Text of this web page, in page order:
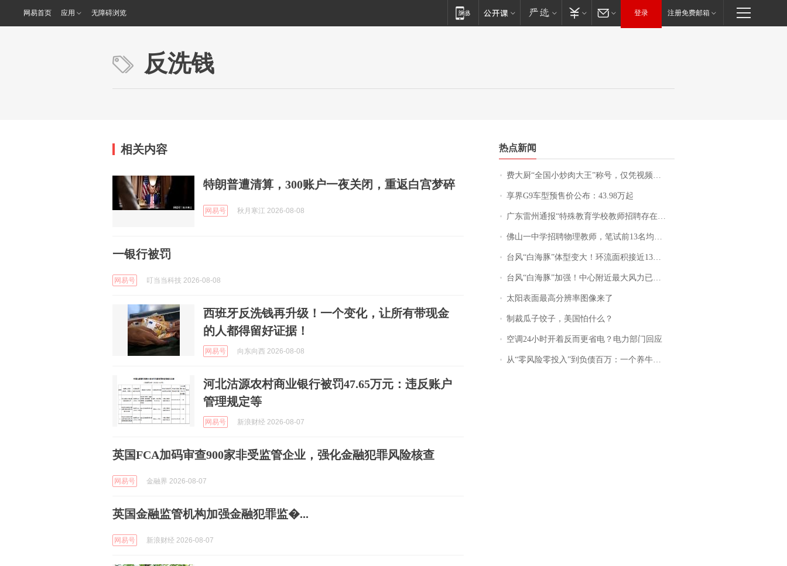
网易首页 应用 无障碍浏览 登录 注册免费邮箱
反洗钱
相关内容
特朗普遭清算，300账户一夜关闭，重返白宫梦碎
网易号 秋月寒江 2026-08-08
一银行被罚
网易号 叮当当科技 2026-08-08
西班牙反洗钱再升级！一个变化，让所有带现金
的人都得留好证据！
网易号 向东向西 2026-08-08
河北沽源农村商业银行被罚47.65万元：违反账户
管理规定等
网易号 新浪财经 2026-08-07
英国FCA加码审查900家非受监管企业，强化金融犯罪风险核查
网易号 金融界 2026-08-07
英国金融监管机构加强金融犯罪监�...
网易号 新浪财经 2026-08-07
热点新闻
费大厨“全国小炒肉大王”称号，仅凭视频评出？中国烹饪协会回应
享界G9车型预售价公布：43.98万起
广东雷州通报“特殊教育学校教师招聘存在违规行为”：已启动问责程序 副校长被停职
佛山一中学招聘物理教师，笔试前13名均遭淘汰？教育局：已叫停招聘，成立调查组全面核查
台风“白海豚”体型变大！环流面积接近13个浙江那么大
台风“白海豚”加强！中心附近最大风力已达15级 最新研判
太阳表面最高分辨率图像来了
制裁瓜子饺子，美国怕什么？
空调24小时开着反而更省电？电力部门回应
从“零风险零投入”到负债百万：一个养牛项目崩盘后，谁该为农户的贷款买单丨红星调查